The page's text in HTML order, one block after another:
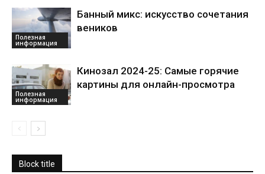
Полезная
информация
Банный микс: искусство сочетания
веников
Полезная
информация
Кинозал 2024-25: Самые горячие
картины для онлайн-просмотра
Block title